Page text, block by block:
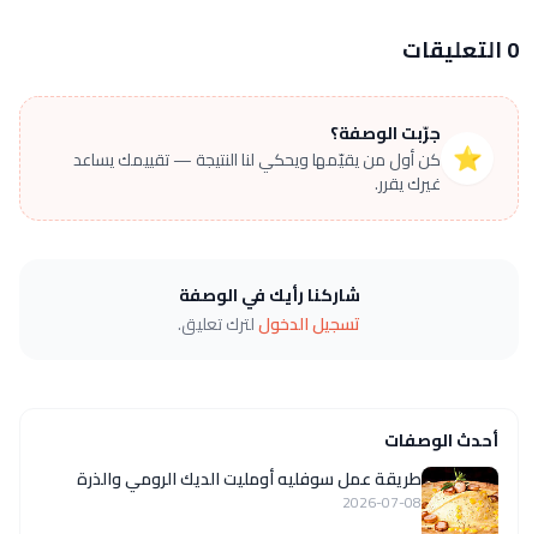
0 التعليقات
⭐
جرّبت الوصفة؟
كن أول من يقيّمها ويحكي لنا النتيجة — تقييمك يساعد
غيرك يقرر.
شاركنا رأيك في الوصفة
تسجيل الدخوللترك تعليق.
أحدث الوصفات
طريقة عمل سوفليه أومليت الديك الرومي والذرة
2026-07-08